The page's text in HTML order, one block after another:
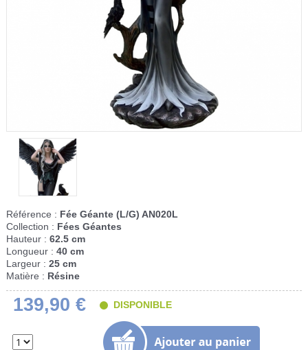
Référence : Fée Géante (L/G) AN020L
Collection : Fées Géantes
Hauteur : 62.5 cm
Longueur : 40 cm
Largeur : 25 cm
Matière : Résine
139,90 € DISPONIBLE